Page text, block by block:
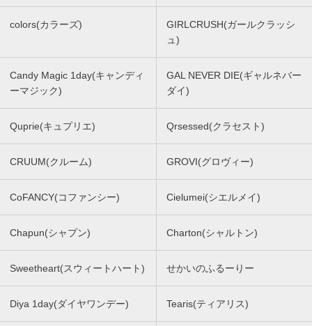
colors(カラーズ)
GIRLCRUSH(ガールクラッシ
ュ)
Candy Magic 1day(キャンディ
ーマジック)
GAL NEVER DIE(ギャルネバー
ダイ)
Quprie(キュプリエ) Qrsessed(クラセスト)
CRUUM(クルーム) GROVI(グロヴィー)
CoFANCY(コファンシー) Cielumei(シエルメイ)
Chapun(シャプン) Charton(シャルトン)
Sweetheart(スウィートハート) せかいのふるーりー
Diya 1day(ダイヤワンデー) Tearis(ティアリス)